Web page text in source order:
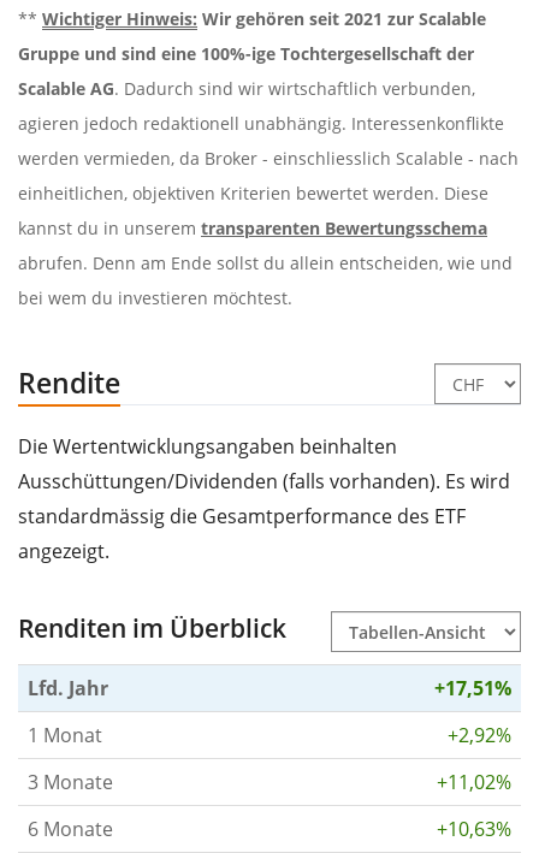
** Wichtiger Hinweis: Wir gehören seit 2021 zur Scalable
Gruppe und sind eine 100%-ige Tochtergesellschaft der
Scalable AG. Dadurch sind wir wirtschaftlich verbunden,
agieren jedoch redaktionell unabhängig. Interessenkonflikte
werden vermieden, da Broker - einschliesslich Scalable - nach
einheitlichen, objektiven Kriterien bewertet werden. Diese
kannst du in unserem transparenten Bewertungsschema
abrufen. Denn am Ende sollst du allein entscheiden, wie und
bei wem du investieren möchtest.
Rendite
Die Wertentwicklungsangaben beinhalten
Ausschüttungen/Dividenden (falls vorhanden). Es wird
standardmässig die Gesamtperformance des ETF
angezeigt.
Renditen im Überblick
Lfd. Jahr
+17,51%
1 Monat
+2,92%
3 Monate
+11,02%
6 Monate
+10,63%